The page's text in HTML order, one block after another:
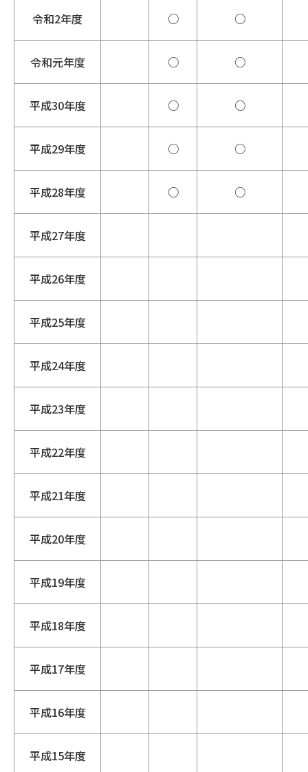
令和2年度 ○ ○
令和元年度 ○ ○
平成30年度 ○ ○
平成29年度 ○ ○
平成28年度 ○ ○
平成27年度
平成26年度
平成25年度
平成24年度
平成23年度
平成22年度
平成21年度
平成20年度
平成19年度
平成18年度
平成17年度
平成16年度
平成15年度